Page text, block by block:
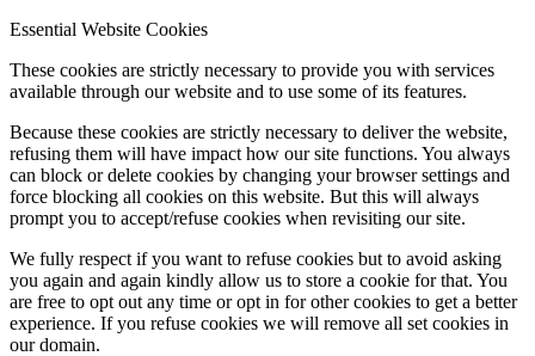
Essential Website Cookies
These cookies are strictly necessary to provide you with services
available through our website and to use some of its features.
Because these cookies are strictly necessary to deliver the website,
refusing them will have impact how our site functions. You always
can block or delete cookies by changing your browser settings and
force blocking all cookies on this website. But this will always
prompt you to accept/refuse cookies when revisiting our site.
We fully respect if you want to refuse cookies but to avoid asking
you again and again kindly allow us to store a cookie for that. You
are free to opt out any time or opt in for other cookies to get a better
experience. If you refuse cookies we will remove all set cookies in
our domain.